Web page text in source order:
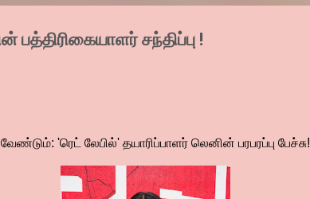
பத்திரிகையாளர் சந்திப்பு !
'ரெட் லேபில்' தயாரிப்பாளர் லெனின் பரபரப்பு பேச்சு!